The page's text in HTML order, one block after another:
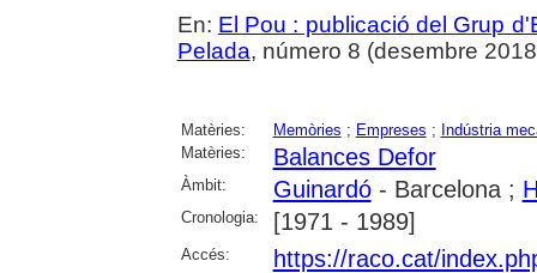
En: El Pou : publicació del Grup
Pelada, número 8 (desembre
Matèries: Memòries ; Empreses ; Indústria
Matèries:
Balances Defor
Àmbit: Guinardó- Barcelona ;
Cronologia: [1971 - 1989]
Accés: https://raco.cat/